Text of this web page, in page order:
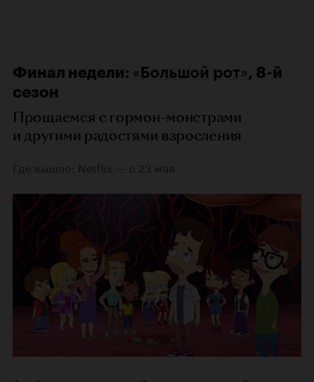
Финал недели: «Большой рот», 8-й
сезон
Прощаемся с гормон-монстрами
и другими радостями взросления